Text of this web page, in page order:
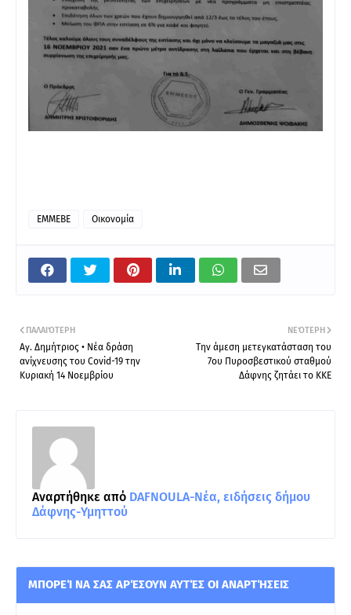
ΕΜΜΕΒΕ Οικονομία
ΝΕΌΤΕΡΗ
Την άμεση μετεγκατάσταση του
7ου Πυροσβεστικού σταθμού
Δάφνης ζητάει το ΚΚΕ
ΠΑΛΑΙΌΤΕΡΗ
Αγ. Δημήτριος • Νέα δράση
ανίχνευσης του Covid-19 την
Κυριακή 14 Νοεμβρίου
Αναρτήθηκε από DAFNOULA-Νέα, ειδήσεις δήμου
Δάφνης-Υμηττού
ΜΠΟΡΕΊ ΝΑ ΣΑΣ ΑΡΈΣΟΥΝ ΑΥΤΈΣ ΟΙ ΑΝΑΡΤΉΣΕΙΣ